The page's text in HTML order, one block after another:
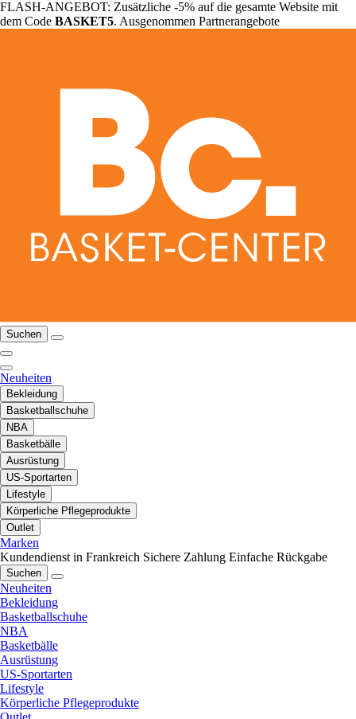
FLASH-ANGEBOT: Zusätzliche -5% auf die gesamte Website mit
dem Code BASKET5. Ausgenommen Partnerangebote
Suchen
Neuheiten
Bekleidung
Basketballschuhe
NBA
Basketbälle
Ausrüstung
US-Sportarten
Lifestyle
Körperliche Pflegeprodukte
Outlet
Marken
Kundendienst in Frankreich Sichere Zahlung Einfache Rückgabe
Suchen
Neuheiten
Bekleidung
Basketballschuhe
NBA
Basketbälle
Ausrüstung
US-Sportarten
Lifestyle
Körperliche Pflegeprodukte